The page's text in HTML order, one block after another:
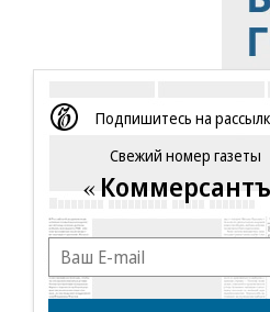
«Ъ» в
Подпишитесь на
Свежий номер газеты
Коммерсантъ